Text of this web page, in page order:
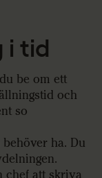
i tid
be om ett
och
so
ha. Du
chef att skriva